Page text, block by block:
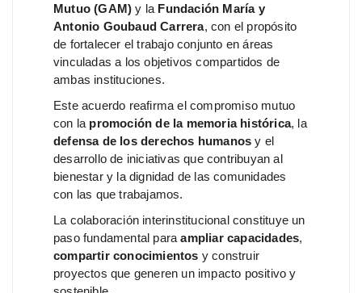
Mutuo (GAM) y la Fundación María y
Antonio Goubaud Carrera, con el propósito
de fortalecer el trabajo conjunto en áreas
vinculadas a los objetivos compartidos de
ambas instituciones.
Este acuerdo reafirma el compromiso mutuo
con la promoción de la memoria histórica, la
defensa de los derechos humanos y el
desarrollo de iniciativas que contribuyan al
bienestar y la dignidad de las comunidades
con las que trabajamos.
La colaboración interinstitucional constituye un
paso fundamental paraampliar capacidades,
compartir conocimientos y construir
proyectos que generen un impacto positivo y